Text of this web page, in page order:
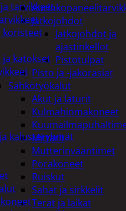
Jatkojohdot
Jatkojohdot ja
ajastinkellot
Pistotulpat
Pisto ja -jakorasiat
Sähkötyökalut
Akut ja laturit
Kulmahiomakoneet
Mittarit
Mutterinvääntimet
Porakoneet
Ruiskut
Sahat ja sirkkelit
Terät ja laikat
tarvikkeet
koristeet
katokset
kalusteryhmät